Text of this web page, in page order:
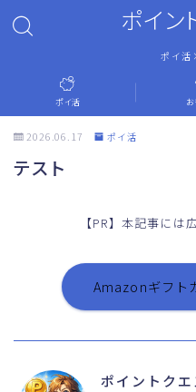
ポイン
ポイ
ポイ活
お問い合わせ
プライバシーポリシー
ポイ活
2026.06.17 ポイ活
テスト
【PR】本記事には
Amazonギフト
ポイントクエ